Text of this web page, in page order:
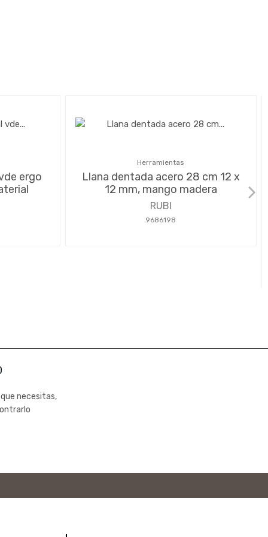
ergo
Herramientas
Llana dentada acero 28 cm 12 x
12 mm, mango madera
RUBI
9686198
necesitas,